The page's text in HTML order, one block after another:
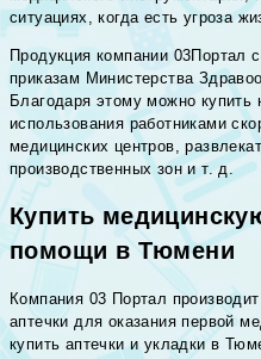
ситуациях, когда есть угроза
Продукция компании 03Портал
приказам Министерства
Благодаря этому можно купить
использования работниками
медицинских центров,
производственных зон и т. д.
Купить
помощи в Тюмени
Компания 03 Портал
аптечки для оказания первой
купить аптечки и укладки в